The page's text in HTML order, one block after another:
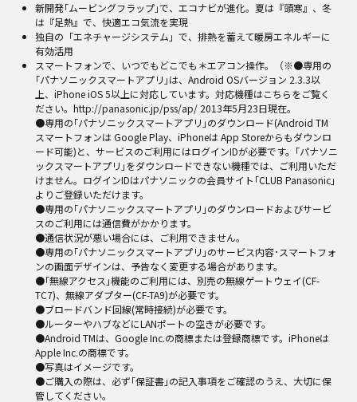
新開発｢ムービングフラップ｣で、エコナビが進化。夏は『頭寒』、冬
は『足熱』で、快適エコ気流を実現
独自の「エネチャージシステム」で、排熱を蓄えて暖房エネルギーに
有効活用
スマートフォンで、いつでもどこでも＊エアコン操作。（※●専用の
｢パナソニックスマートアプリ｣は、Android OSバージョン 2.3.3以
上、iPhone iOS 5以上に対応しています。対応機種はこちらをご覧く
ださい。http://panasonic.jp/pss/ap/ 2013年5月23日現在。
●専用の｢パナソニックスマートアプリ｣のダウンロード(Android TM
スマートフォンは Google Play、iPhoneは App Storeからもダウンロ
ード可能)と、サービスのご利用にはログインIDが必要です。｢パナソニ
ックスマートアプリ｣をダウンロードできない機種では、ご利用いただ
けません。ログインIDはパナソニックの会員サイト｢CLUB Panasonic｣
よりご登録いただけます。
●専用の｢パナソニックスマートアプリ｣のダウンロードおよびサービ
スのご利用には通信費がかかります。
●通信状況が悪い場合には、ご利用できません。
●専用の｢パナソニックスマートアプリ｣のサービス内容･スマートフォ
ンの画面デザインは、予告なく変更する場合があります。
●｢無線アクセス｣機能のご利用には、別売の無線ゲートウェイ(CF-
TC7)、無線アダプター(CF-TA9)が必要です。
●ブロードバンド回線(常時接続)が必要です。
●ルーターやハブなどにLANポートの空きが必要です。
●Android TMは、Google Inc.の商標または登録商標です。iPhoneは
Apple Inc.の商標です。
●写真はイメージです。
●ご購入の際は、必ず｢保証書｣の記入事項をご確認のうえ、大切に保
管してください。